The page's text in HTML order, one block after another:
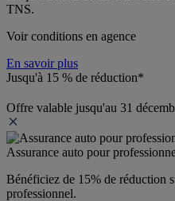
TNS.
Voir conditions en agence
En savoir plus
Jusqu'à 15 % de réduction*
Offre valable jusqu'au 31
Assurance auto pour
Bénéficiez de 15% de réduction
professionnel.